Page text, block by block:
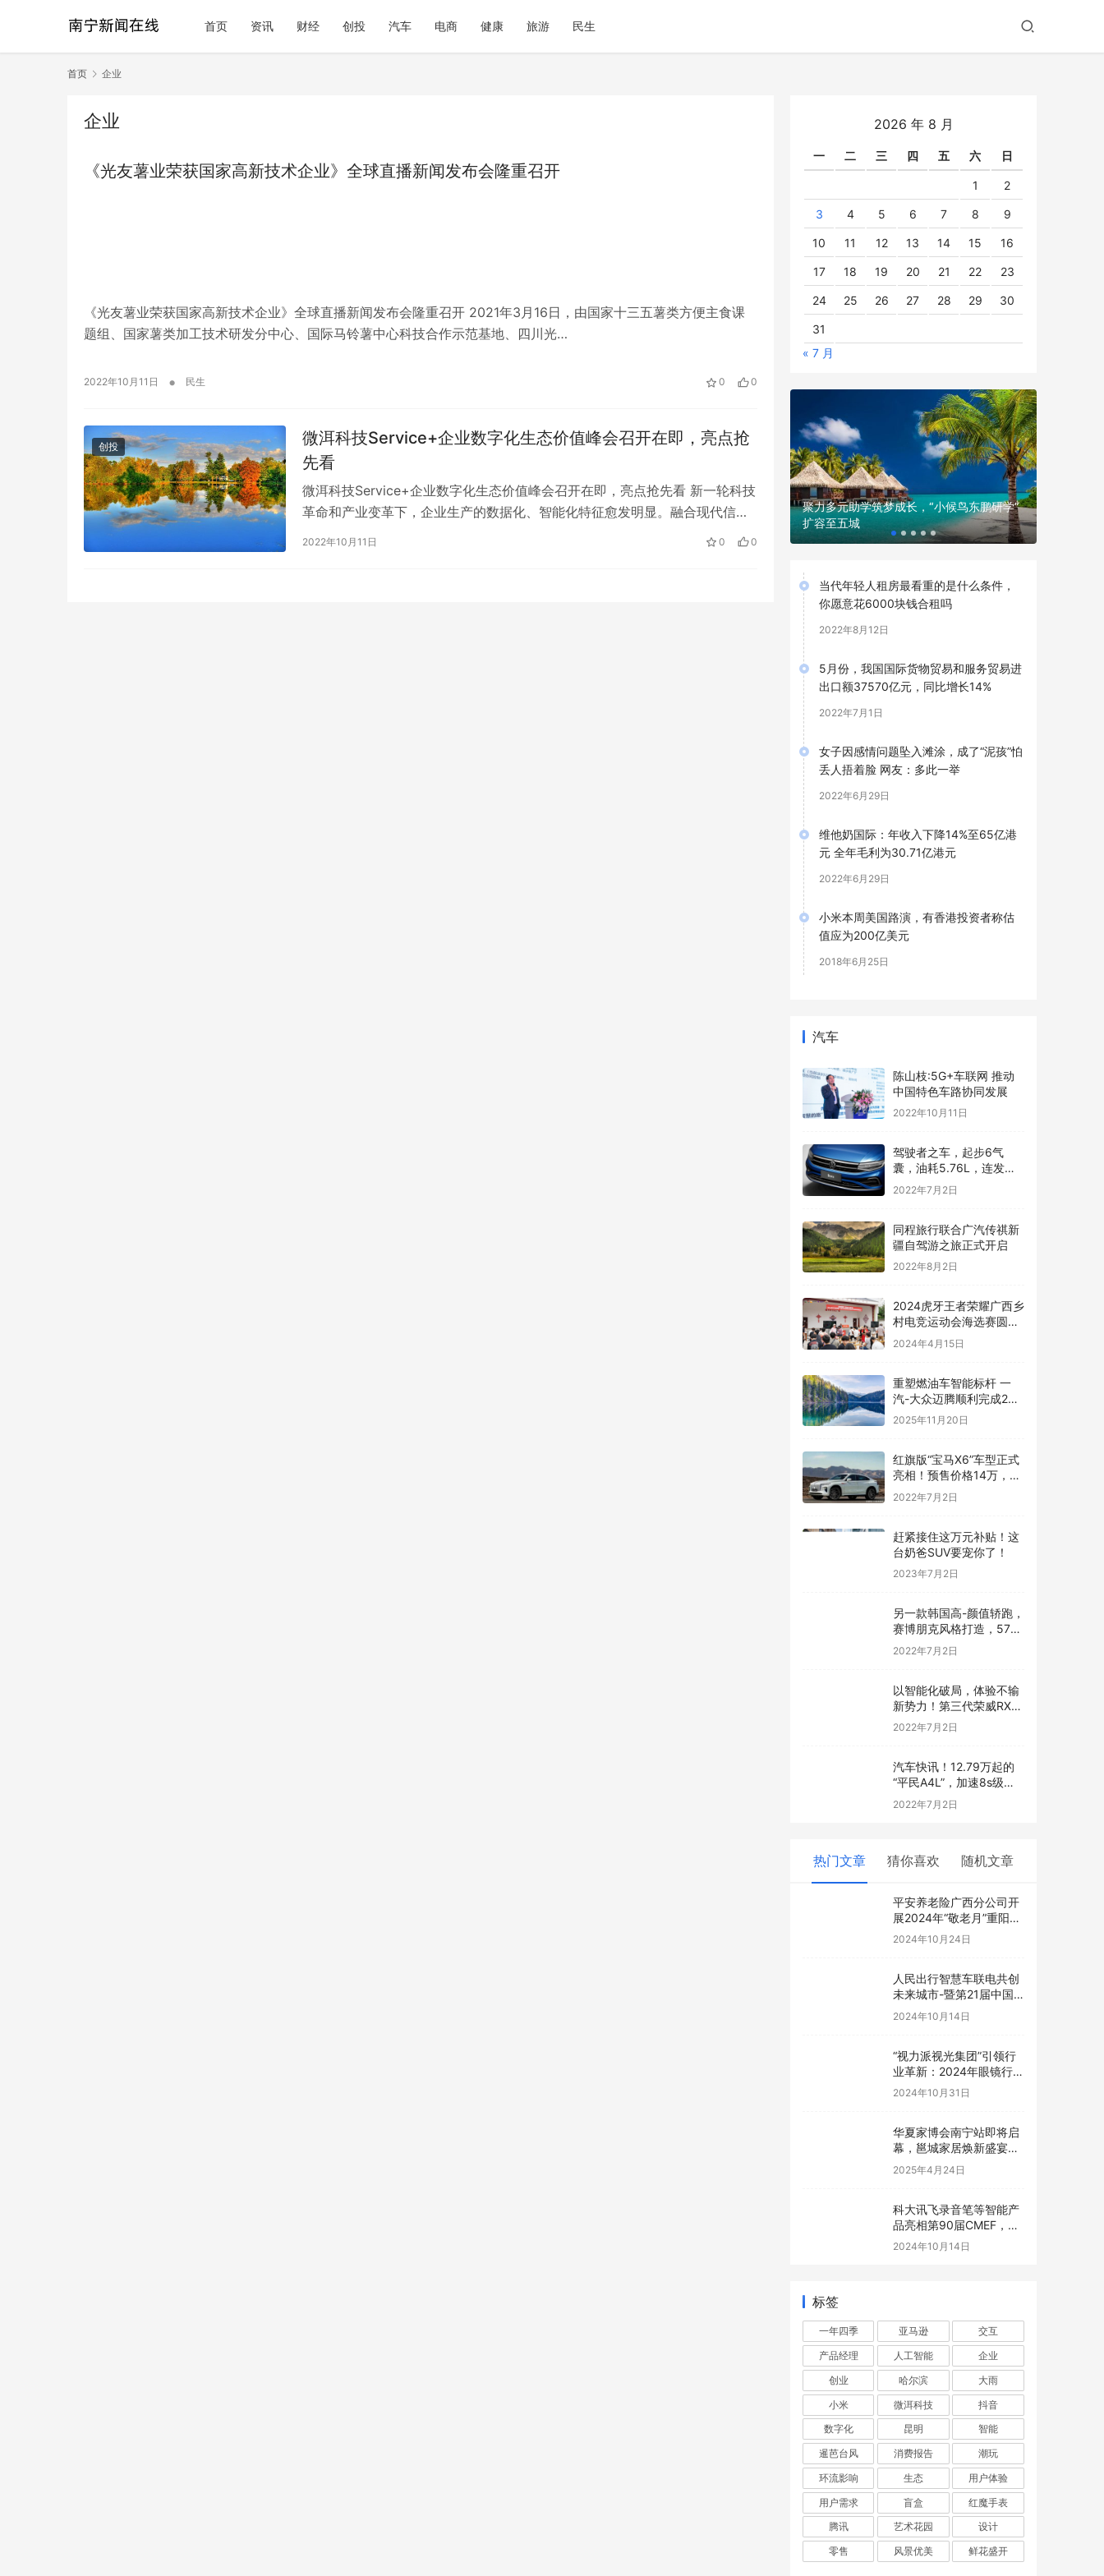
首页 资讯 财经 创投 汽车 电商 健康 旅游 民生
首页 企业
企业
《光友薯业荣获国家高新技术企业》全球直播新闻发布会隆重召开
《光友薯业荣获国家高新技术企业》全球直播新闻发布会隆重召开 2021年3月16日，由国家十三五薯类方便主食课
题组、国家薯类加工技术研发分中心、国际马铃薯中心科技合作示范基地、四川光…
2022年10月11日 • 民生 0 0
创投
微洱科技Service+企业数字化生态价值峰会召开在即，亮点抢
先看
微洱科技Service+企业数字化生态价值峰会召开在即，亮点抢先看 新一轮科技
革命和产业变革下，企业生产的数据化、智能化特征愈发明显。融合现代信息
技术，实现企业数字化转型，助推企业…
2022年10月11日 0 0
2026 年 8 月
一 二 三 四 五 六 日
1 2
3 4 5 6 7 8 9
10 11 12 13 14 15 16
17 18 19 20 21 22 23
24 25 26 27 28 29 30
31
« 7 月
广西丙明教育科技有限公司积极推动桂越教
育合作，多所院校签约达成阶段性成果
聚力多元助学筑梦成长，“小候鸟东鹏研学”
扩容至五城
当代年轻人租房最看重的是什么条件，
你愿意花6000块钱合租吗
2022年8月12日
5月份，我国国际货物贸易和服务贸易进
出口额37570亿元，同比增长14%
2022年7月1日
女子因感情问题坠入滩涂，成了“泥孩”怕
丢人捂着脸 网友：多此一举
2022年6月29日
维他奶国际：年收入下降14%至65亿港
元 全年毛利为30.71亿港元
2022年6月29日
小米本周美国路演，有香港投资者称估
值应为200亿美元
2018年6月25日
汽车
陈山枝:5G+车联网 推动
中国特色车路协同发展
2022年10月11日
驾驶者之车，起步6气
囊，油耗5.76L，连发动
机都是顶级水平——汽车
2022年7月2日
同程旅行联合广汽传祺新
疆自驾游之旅正式开启
2022年8月2日
2024虎牙王者荣耀广西乡
村电竞运动会海选赛圆满
结束
2024年4月15日
重塑燃油车智能标杆 一
汽-大众迈腾顺利完成24
小时高速NOA耐力挑战
2025年11月20日
红旗版“宝马X6”车型正式
亮相！预售价格14万，跨
界轿跑SUV外观动感炫酷
2022年7月2日
赶紧接住这万元补贴！这
台奶爸SUV要宠你了！
2023年7月2日
另一款韩国高-颜值轿跑，
赛博朋克风格打造，576
马力续航600公里
2022年7月2日
以智能化破局，体验不输
新势力！第三代荣威RX5
有很高的期待
2022年7月2日
汽车快讯！12.79万起的
“平民A4L”，加速8s级，
一公里五毛钱，上市就锁
定爆款
2022年7月2日
热门文章 猜你喜欢 随机文章
平安养老险广西分公司开
展2024年“敬老月”重阳节
主题活动
2024年10月24日
人民出行智慧车联电共创
未来城市-暨第21届中国-
东盟博览会
2024年10月14日
“视力派视光集团”引领行
业革新：2024年眼镜行业
转型新视光研讨会即将在
南宁盛大开幕
2024年10月31日
华夏家博会南宁站即将启
幕，邕城家居焕新盛宴来
袭
2025年4月24日
科大讯飞录音笔等智能产
品亮相第90届CMEF，开
启AI赋能万物新篇章
2024年10月14日
标签
一年四季 亚马逊
交互
产品经理
人工智能
企业
创业
哈尔滨
大雨
小米
微洱科技
抖音
数字化
昆明
智能
暹芭台风
消费报告
潮玩
环流影响
生态
用户体验
用户需求
盲盒
红魔手表
腾讯
艺术花园
设计
零售
风景优美 鲜花盛开